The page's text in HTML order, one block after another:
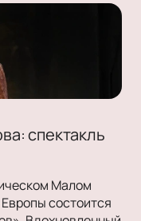
спектакль
Малом
состоится